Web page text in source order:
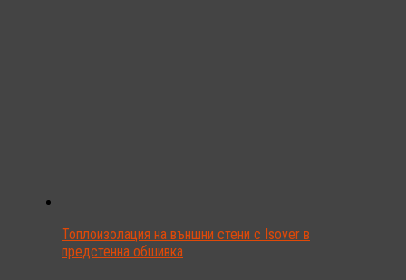
Топлоизолация на външни стени с Isover в
предстенна обшивка